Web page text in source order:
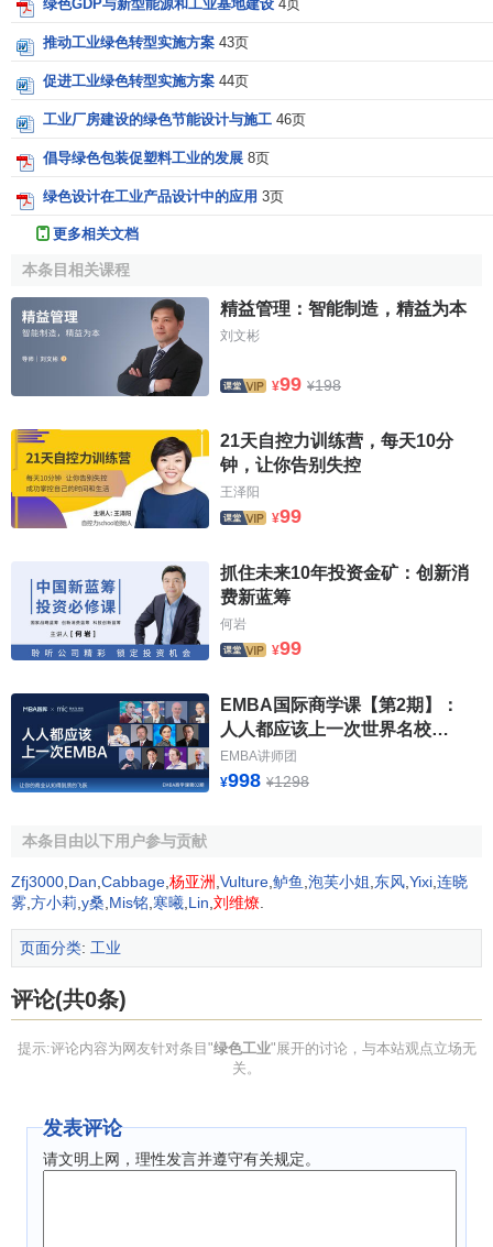
高、严重污染环境、产品质量低劣的落后生产方式。要对乡
镇企业进行调整，促进乡镇企业提高技术档次，减少资源浪
费和环境污染。例如，对于钢铁工业
的消耗；对于建筑材料 要开发推广节能和余热利用技术，调
整产品结构，发展优质水泥、平板玻璃和化学建材，发展玻
璃钢制品和玻璃纤维池窑生产技术等；对于有色金属应该推
广先进工艺、技术，提高综合利用能力，解决短缺品种，同
时减少资源浪费。
仅是生产终端的问题，在整个生产过程及各个环节中都可能
产生环境污染问题。因此，必须发展清洁技术、清洁生产和
生产绿色产品，实行生产的源头控制、全过程控制和总量控
制，这样才能建立节能、降耗、节水、节地的可持续发展方
获取最大的经济发展效益。
在生产区域必须改变过去单一的三废排放标准，而实现
排放总量控制。由于经济的发展会不断产生新的生产企业，
污染问题。为此改革原料路线，选择使用清洁的纯原料或低
污染原料，如有害杂质较少的铁精矿、洁精煤等；生产中尽
可能使用无污染或少污染的 太阳能
次物料和能源，加强废品回收，减少废物的产生。
另外，要特别注意更新、替代有害环境的 产品，大力发
展对环境无害的绿色产品。例如快餐盒的白色污染是一件令
人相当头疼的事，必须采取措施禁止使用泡沫塑料饭盒，而
用能化解的纸质饭盒取代。为此，要制定相关绿色产品的质
等方面予以鼓励和优惠，至少使绿色产品生产有利可图。同
时应从 行政 、法律上对非绿色产品进行限制。
3、工业技术的开发和利用。
产品的前提下，技术水平越高，所消耗的能源、资源就越
少，从而对生态环境的影响就越低。
目前中国由于技术落后，能源利用率为30％左右，先进
国家则达到50％，中国木材利用率仅50％，化工原料利用率
仅33％，矿产利用率大约40％—50％，城市水重复利用率仅
们必须大力开发新的工业技术。通过先进的工业技术来降低
能耗和物耗，从而提高产品质量、开发绿色产品、提高
绿色GDP与新型能源和工业基地建设 4页
推动工业绿色转型实施方案 43页
促进工业绿色转型实施方案 44页
工业厂房建设的绿色节能设计与施工 46页
倡导绿色包装促塑料工业的发展 8页
绿色设计在工业产品设计中的应用 3页
更多相关文档
本条目相关课程
精益管理：智能制造，精益为本
刘文彬
¥99 ¥198
21天自控力训练营，每天10分
钟，让你告别失控
王泽阳
¥99
抓住未来10年投资金矿：创新消
费新蓝筹
何岩
¥99
EMBA国际商学课【第2期】：
人人都应该上一次世界名校
EMBA
EMBA讲师团
¥998 ¥1298
本条目由以下用户参与贡献
Zfj3000 Dan Cabbage 杨亚洲 Vulture 鲈鱼 泡芙小姐 东风 Yixi 连晓
雾 方小莉 y桑 Mis铭 寒曦 Lin 刘维燎
页面分类: 工业
评论(共0条)
提示:评论内容为网友针对条目"绿色工业"展开的讨论，与本站观点立场无
关。
发表评论
请文明上网，理性发言并遵守有关规定。